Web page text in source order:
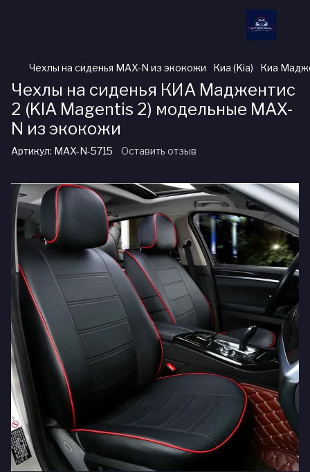
Чехлы на сиденья MAX-N из экокожи Киа (Kia) Киа
Чехлы на сиденья КИА Маджентис
2 (KIA Magentis 2) модельные MAX-
N из экокожи
Артикул: MAX-N-5715 Оставить отзыв